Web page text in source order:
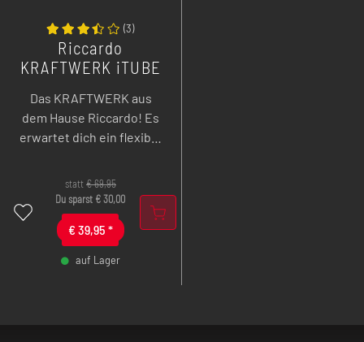
statt€69,95
Du sparst € 30,00
€ 39,95 *
auf Lager
(3)
Riccardo
KRAFTWERK iTUBE
/ 18650er
Das KRAFTWERK aus
dem Hause Riccardo! Es
erwartet dich ein flexibel
Geschmackswunder
unter den MTL-
Selbstwicklern! Bleib
gespannt!